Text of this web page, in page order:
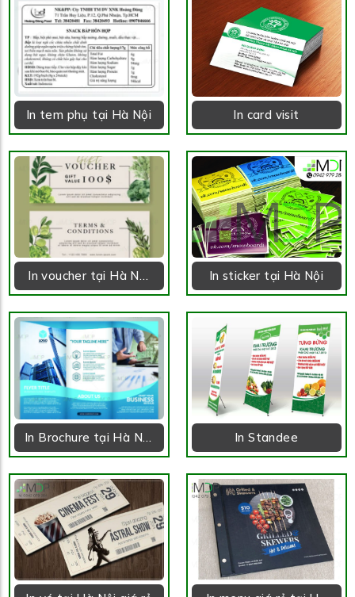
In tem phụ tại Hà Nội In card visit
In voucher tại Hà Nội
giá rẻ
In sticker tại Hà Nội
In Brochure tại Hà Nội
giá rẻ
In Standee